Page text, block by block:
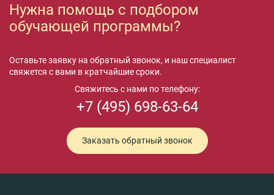
Нужна помощь с подбором
обучающей программы?
Оставьте заявку на обратный звонок, и наш специалист
свяжется с вами в кратчайшие сроки.
Свяжитесь с нами по телефону:
+7 (495) 698-63-64
Заказать обратный звонок